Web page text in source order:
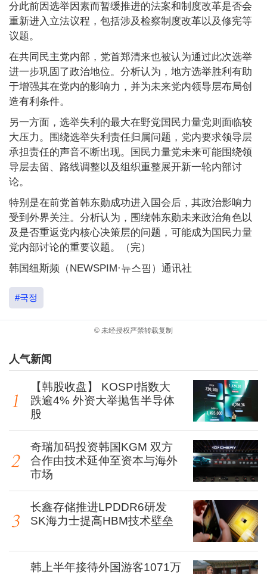
分此前因选举因素而暂缓推进的法案和制度改革是否会
重新进入立法议程，包括涉及检察制度改革以及修宪等
议题。
在共同民主党内部，党首郑清来也被认为通过此次选举
进一步巩固了政治地位。分析认为，地方选举胜利有助
于增强其在党内的影响力，并为未来党内领导层布局创
造有利条件。
另一方面，选举失利的最大在野党国民力量党则面临较
大压力。围绕选举失利责任归属问题，党内要求领导层
承担责任的声音不断出现。国民力量党未来可能围绕领
导层去留、路线调整以及组织重整展开新一轮内部讨
论。
特别是在前党首韩东勋成功进入国会后，其政治影响力
受到外界关注。分析认为，围绕韩东勋未来政治角色以
及是否重返党内核心决策层的问题，可能成为国民力量
党内部讨论的重要议题。（完）
韩国纽斯频（NEWSPIM·뉴스핌）通讯社
#국정
© 未经授权严禁转载复制
人气新闻
【韩股收盘】 KOSPI指数大
跌逾4% 外资大举抛售半导体
股
奇瑞加码投资韩国KGM 双方
合作由技术延伸至资本与海外
市场
长鑫存储推进LPDDR6研发
SK海力士提高HBM技术壁垒
韩上半年接待外国游客1071万